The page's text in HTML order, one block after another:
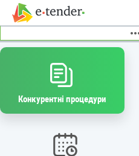
Конкурентні процедури